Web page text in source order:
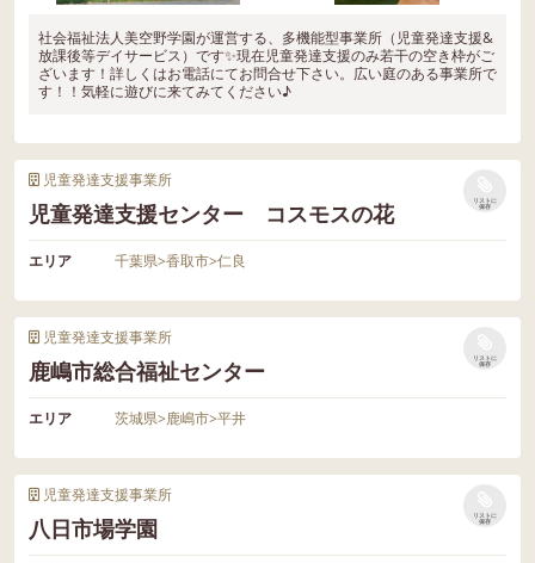
社会福祉法人美空野学園が運営する、多機能型事業所（児童発達支援&
放課後等デイサービス）です✨現在児童発達支援のみ若干の空き枠がご
ざいます！詳しくはお電話にてお問合せ下さい。広い庭のある事業所で
す！！気軽に遊びに来てみてください♪
児童発達支援事業所
児童発達支援センター コスモスの花
リストに
保存
エリア 千葉県>香取市>仁良
児童発達支援事業所
鹿嶋市総合福祉センター
リストに
保存
エリア 茨城県>鹿嶋市>平井
児童発達支援事業所
八日市場学園
リストに
保存